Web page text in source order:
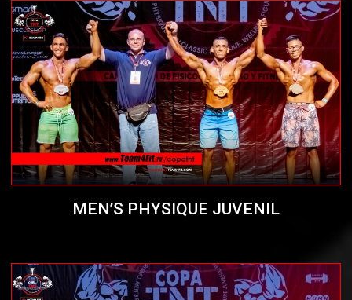
MEN’S PHYSIQUE JUVENIL